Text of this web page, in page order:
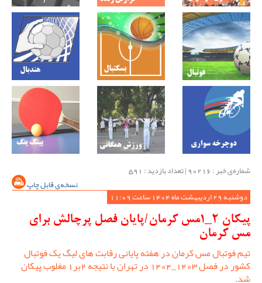
شماره‌ی خبر : ‌90216 | تعداد بازدید : 591
نسخه‌ی قابل چاپ
دوشنبه 29 اردیبهشت ماه 1404 ساعت 11:09
پیکان 2_1مس کرمان/پایان فصل پرچالش برای
مس کرمان
تیم فوتبال مس کرمان در هفته پایانی رقابت های لیگ یک فوتبال
کشور در فصل 1403_1404 در تهران با نتیجه 2بر1 مغلوب پیکان
شد.